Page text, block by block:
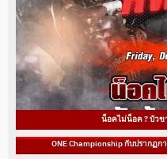
น็อคไม่น็อค ? บัวข
ONE Championship กับปรากฏ